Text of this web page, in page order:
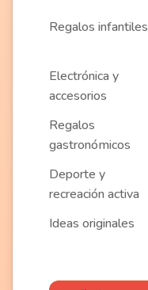
Regalos infantiles
Electrónica y
accesorios
Regalos
gastronómicos
Deporte y
recreación activa
Ideas originales